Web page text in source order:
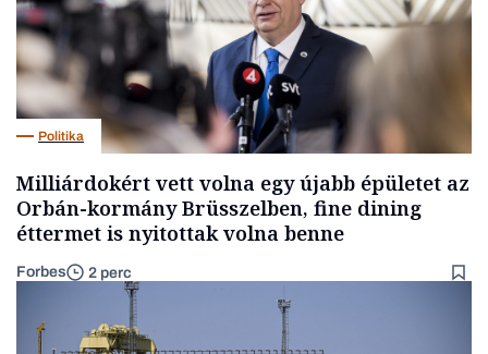
Politika
Milliárdokért vett volna egy újabb épületet az
Orbán-kormány Brüsszelben, fine dining
éttermet is nyitottak volna benne
Forbes 2 perc